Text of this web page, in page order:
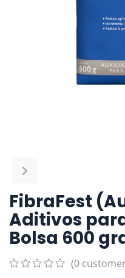
FibraFest
Aditivos
Bolsa 600
(0